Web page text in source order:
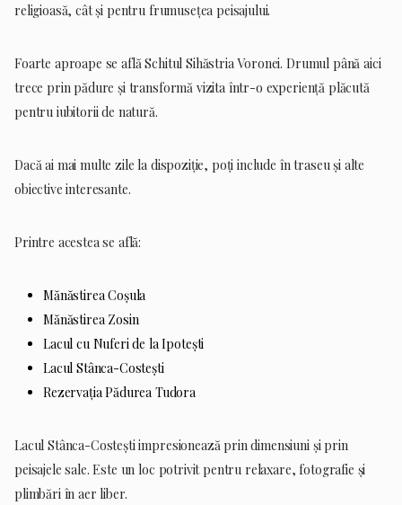
religioasă, cât și pentru frumusețea peisajului.
Foarte aproape se află Schitul Sihăstria Voronei. Drumul până aici
trece prin pădure și transformă vizita într-o experiență plăcută
pentru iubitorii de natură.
Dacă ai mai multe zile la dispoziție, poți include în traseu și alte
obiective interesante.
Printre acestea se află:
Mănăstirea Coșula
Mănăstirea Zosin
Lacul cu Nuferi de la Ipotești
Lacul Stânca-Costești
Rezervația Pădurea Tudora
Lacul Stânca-Costești impresionează prin dimensiuni și prin
peisajele sale. Este un loc potrivit pentru relaxare, fotografie și
plimbări în aer liber.